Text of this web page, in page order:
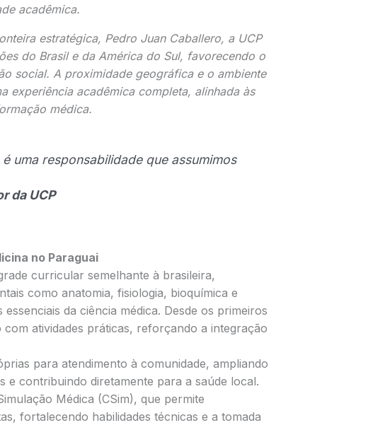
acadêmica.
estratégica, Pedro Juan Caballero, a UCP
do Brasil e da América do Sul, favorecendo o
social. A proximidade geográfica e o ambiente
experiência acadêmica completa, alinhada às
médica.
uma responsabilidade que assumimos
da UCP
no Paraguai
curricular semelhante à brasileira,
como anatomia, fisiologia, bioquímica e
da ciência médica. Desde os primeiros
atividades práticas, reforçando a integração
para atendimento à comunidade, ampliando
e contribuindo diretamente para a saúde local.
Médica (CSim), que permite
fortalecendo habilidades técnicas e a tomada